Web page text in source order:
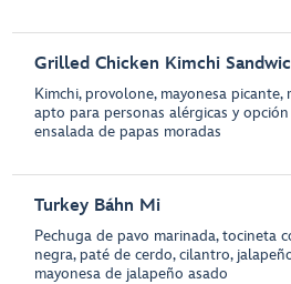
Grilled Chicken Kimchi
Kimchi, provolone, mayonesa picante,
apto para personas alérgicas y
ensalada de papas moradas
Turkey Báhn Mi
Pechuga de pavo marinada, tocineta
negra, paté de cerdo, cilantro,
mayonesa de jalapeño asado